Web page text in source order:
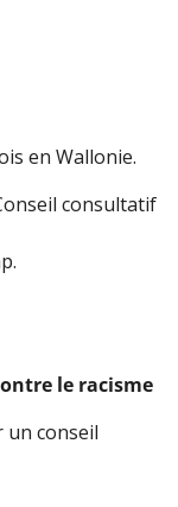
en Wallonie.
consultatif
le racisme
un conseil